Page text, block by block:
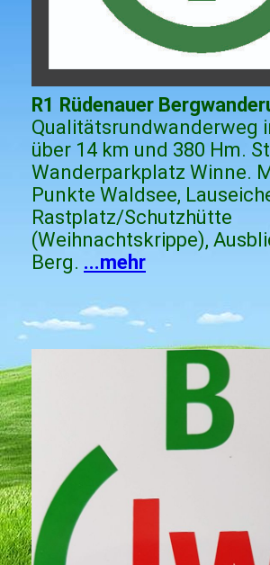
R1 Rüdenauer
Qualitätsrundwanderweg
über 14 km und 380 Hm.
Wanderparkplatz Winne.
Punkte Waldsee,
Rastplatz/Schutzhütte
(Weihnachtskrippe),
Berg. ...mehr